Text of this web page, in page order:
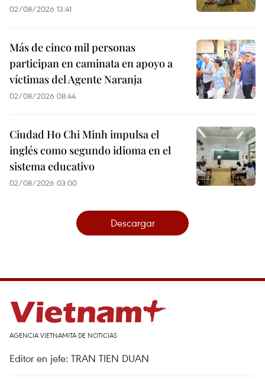
02/08/2026 13:41
Más de cinco mil personas
participan en caminata en apoyo a
víctimas del Agente Naranja
02/08/2026 08:44
Ciudad Ho Chi Minh impulsa el
inglés como segundo idioma en el
sistema educativo
02/08/2026 03:00
Descargar
AGENCIA VIETNAMITA DE NOTICIAS
Editor en jefe: TRAN TIEN DUAN